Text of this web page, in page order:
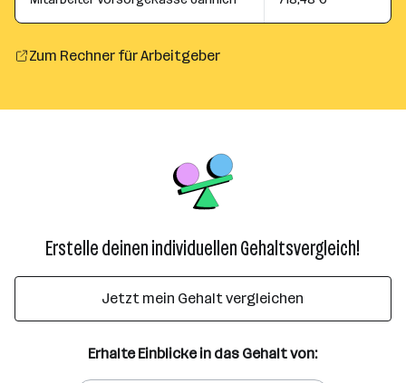
Zum Rechner für Arbeitgeber
Erstelle deinen individuellen Gehaltsvergleich!
Jetzt mein Gehalt vergleichen
Erhalte Einblicke in das Gehalt von: